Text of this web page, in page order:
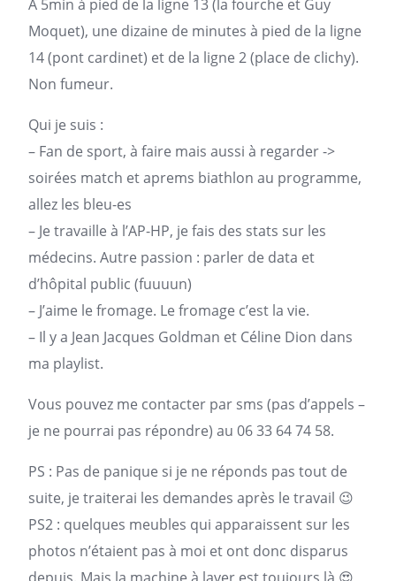
À 5min à pied de la ligne 13 (la fourche et Guy
Moquet), une dizaine de minutes à pied de la ligne
14 (pont cardinet) et de la ligne 2 (place de clichy).
Non fumeur.
Qui je suis :
– Fan de sport, à faire mais aussi à regarder ->
soirées match et aprems biathlon au programme,
allez les bleu-es
– Je travaille à l’AP-HP, je fais des stats sur les
médecins. Autre passion : parler de data et
d’hôpital public (fuuuun)
– J’aime le fromage. Le fromage c’est la vie.
– Il y a Jean Jacques Goldman et Céline Dion dans
ma playlist.
Vous pouvez me contacter par sms (pas d’appels –
je ne pourrai pas répondre) au 06 33 64 74 58.
PS : Pas de panique si je ne réponds pas tout de
suite, je traiterai les demandes après le travail 😉
PS2 : quelques meubles qui apparaissent sur les
photos n’étaient pas à moi et ont donc disparus